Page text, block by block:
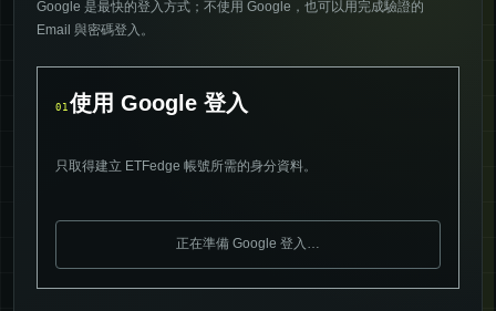
Google 是最快的登入方式；不使用 Google，也可以用完成驗證的
Email 與密碼登入。
01 使用 Google 登入
只取得建立 ETFedge 帳號所需的身分資料。
正在準備 Google 登入…